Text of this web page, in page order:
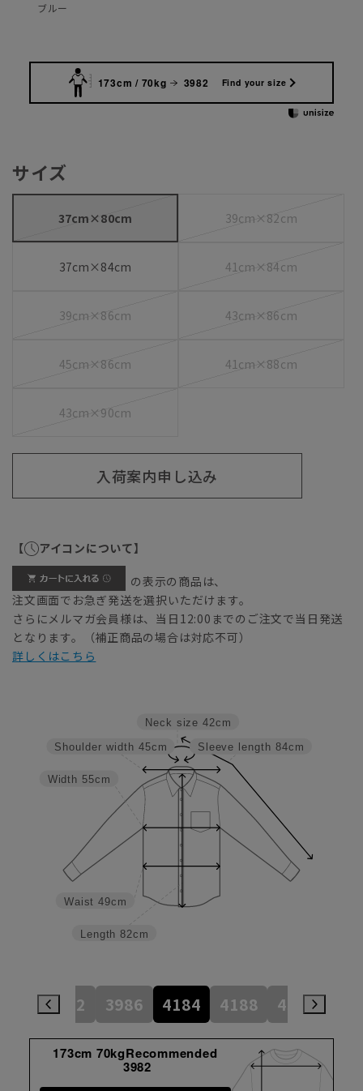
ブルー
173cm / 70kg 3982 Find your size
サイズ
37cm×80cm 39cm×82cm
37cm×84cm 41cm×84cm
39cm×86cm 43cm×86cm
45cm×86cm 41cm×88cm
43cm×90cm
入荷案内申し込み
【 アイコンについて】
の表示の商品は、
注文画面でお急ぎ発送を選択いただけます。
さらにメルマガ会員様は、当日12:00までのご注文で当日発送
となります。（補正商品の場合は対応不可）
詳しくはこちら
Sleeve length 84cm
Neck size 42cm
Length 82cm
Waist 49cm
Width 55cm
Shoulder width 45cm
3982 3986 4184 4188 4386
173cm 70kgRecommended
3982